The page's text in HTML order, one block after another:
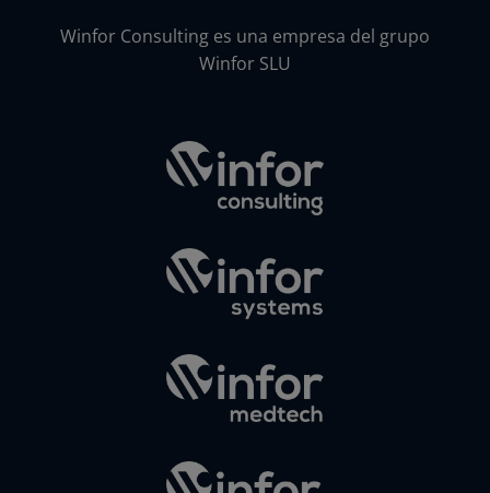
Winfor Consulting es una empresa del grupo
Winfor SLU